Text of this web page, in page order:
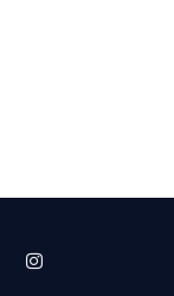
Instagram